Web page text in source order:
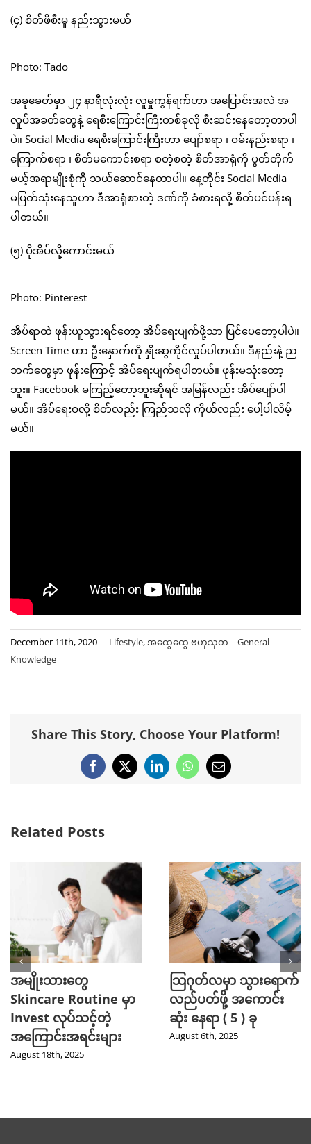
(၄) စိတ်ဖိစီးမှု နည်းသွားမယ်
Photo: Tado
အခုခေတ်မှာ ၂၄ နာရီလုံးလုံး လူမှုကွန်ရက်ဟာ အပြောင်းအလဲ အ
လှုပ်အခတ်တွေနဲ့ ရေစီးကြောင်းကြီးတစ်ခုလို စီးဆင်းနေတော့တာပါ
ပဲ။ Social Media ရေစီးကြောင်းကြီးဟာ ပျော်စရာ ၊ ဝမ်းနည်းစရာ ၊
ကြောက်စရာ ၊ စိတ်မကောင်းစရာ စတဲ့စတဲ့ စိတ်အာရုံကို ပွတ်တိုက်
မယ့်အရာမျိုးစုံကို သယ်ဆောင်နေတာပါ။ နေ့တိုင်း Social Media
မပြတ်သုံးနေသူဟာ ဒီအာရုံစားတဲ့ ဒဏ်ကို ခံစားရလို့ စိတ်ပင်ပန်းရ
ပါတယ်။
(၅) ပိုအိပ်လို့ကောင်းမယ်
Photo: Pinterest
အိပ်ရာထဲ ဖုန်းယူသွားရင်တော့ အိပ်ရေးပျက်ဖို့သာ ပြင်ပေတော့ပါပဲ။
Screen Time ဟာ ဦးနှောက်ကို နှိုးဆွကိုင်လှုပ်ပါတယ်။ ဒီနည်းနဲ့ ည
ဘက်တွေမှာ ဖုန်းကြောင့် အိပ်ရေးပျက်ရပါတယ်။ ဖုန်းမသုံးတော့
ဘူး။ Facebook မကြည့်တော့ဘူးဆိုရင် အမြန်လည်း အိပ်ပျော်ပါ
မယ်။ အိပ်ရေးဝလို့ စိတ်လည်း ကြည်သလို ကိုယ်လည်း ပေါ့ပါလိမ့်
မယ်။
December 11th, 2020 | Lifestyle,အထွေထွေ ဗဟုသုတ – General
Knowledge
Share This Story, Choose Your Platform!
Facebook
X LinkedInWhatsApp
Email
Related Posts
အမျိုးသားတွေ
Skincare Routine မှာ
Invest လုပ်သင့်တဲ့
အကြောင်းအရင်းများ
August 18th, 2025
သြဂုတ်လမှာ သွားရောက်
လည်ပတ်ဖို့ အကောင်း
ဆုံး နေရာ ( 5 ) ခု
August 6th, 2025